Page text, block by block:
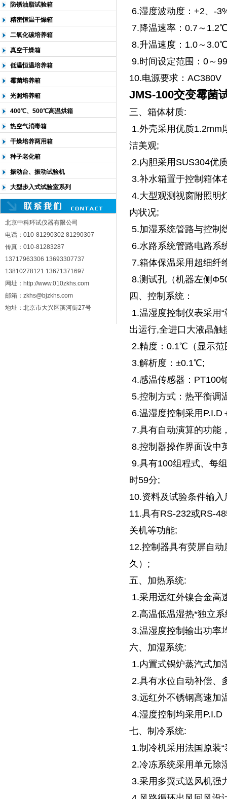
防锈油脂试验箱
精密恒温干燥箱
二氧化碳培养箱
真空干燥箱
低温恒温培养箱
霉菌培养箱
光照培养箱
400℃、500℃高温烘箱
热空气消毒箱
干燥培养两用箱
种子老化箱
振动台、振动试验机
大型步入式试验室系列
北京中科环试仪器有限公司
电话：010-81290302 81290307
传真：010-81283287
13717963306 13693307737
13810278121 13671371697
网址：http://www.010zkhs.com
邮箱：zkhs@bjzkhs.com
地址：北京市大兴区滨河街27号
6.湿度波动度：+2、-
7.降温速率：0.7～
8.升温速度：1.0～
9.时间设定范围：0～
10.电源要求：AC380V
JMS-100交变霉菌
三、箱体材质:
1.外壳采用优质1.2mm
洁美观;
2.内胆采用SUS304优
3.补水箱置于控制箱体
4.大型观测视窗附照明
内状况;
5.加湿系统管路与控制
6.水路系统管路电路系
7.箱体保温采用超细纤
8.测试孔（机器左侧
四、控制系统：
1.温湿度控制仪表采用
出运行,全进口大液晶
2.精度：0.1℃（显示范
3.解析度：±0.1℃;
4.感温传感器：PT100
5.控制方式：热平衡调
6.温湿度控制采用
7.具有自动演算的功能
8.控制器操作界面设中
9.具有100组程式、每
时59分;
10.资料及试验条件输
11.具有RS-232或RS-
关机等功能;
12.控制器具有荧屏自
久）;
五、加热系统:
1.采用远红外镍合金高
2.高温低温湿热*独立系
3.温湿度控制输出功率
六、加湿系统:
1.内置式锅炉蒸汽式加
2.具有水位自动补偿、
3.远红外不锈钢高速加
4.湿度控制均采用P.I.D
七、制冷系统:
1.制冷机采用法国原装
2.冷冻系统采用单元除
3.采用多翼式送风机强